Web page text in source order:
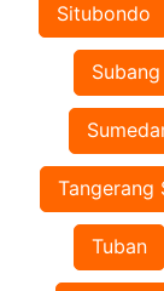
Situbondo
Subang
Tangerang
Tuban